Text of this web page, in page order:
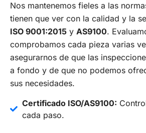
Nos mantenemos fieles a las
tienen que ver con la calidad y la
ISO 9001:2015 y AS9100.
comprobamos cada pieza varias
asegurarnos de que las
a fondo y de que no podemos
sus necesidades.
Certificado ISO/AS9100:
cada paso.